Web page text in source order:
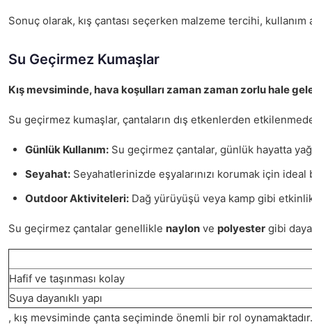
Sonuç olarak, kış çantası seçerken malzeme tercihi,
Su Geçirmez Kumaşlar
Kış mevsiminde, hava koşulları zaman zaman zorlu hale
Su geçirmez kumaşlar, çantaların dış etkenlerden
Günlük Kullanım: Su geçirmez çantalar, günlük hayatta
Seyahat: Seyahatlerinizde eşyalarınızı korumak için
Outdoor Aktiviteleri: Dağ yürüyüşü veya kamp gibi
Su geçirmez çantalar genellikle naylon ve polyester gibi
Hafif ve taşınması kolay
Suya dayanıklı yapı
, kış mevsiminde çanta seçiminde önemli bir rol